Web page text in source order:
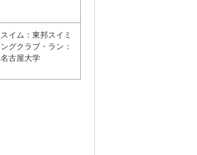
スイム：東邦スイミ
ングクラブ・ラン：
名古屋大学